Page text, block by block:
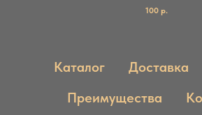
100 р.
Каталог Доставка
Преимущества